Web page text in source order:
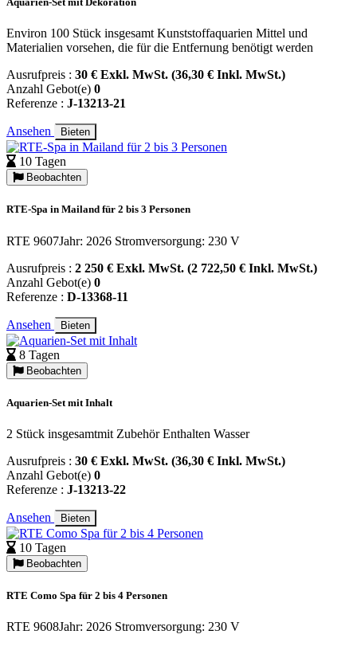
Environ 100 Stück insgesamt Kunststoffaquarien Mittel und
Materialien vorsehen, die für die Entfernung benötigt werden
Ausrufpreis : 30 € Exkl. MwSt. (36,30 € Inkl. MwSt.)
Anzahl Gebot(e) 0
Referenze : J-13213-21
Ansehen Bieten
10 Tagen
Beobachten
RTE-Spa in Mailand für 2 bis 3 Personen
RTE 9607Jahr: 2026 Stromversorgung: 230 V
Ausrufpreis : 2 250 € Exkl. MwSt. (2 722,50 € Inkl. MwSt.)
Anzahl Gebot(e) 0
Referenze : D-13368-11
Ansehen Bieten
8 Tagen
Beobachten
Aquarien-Set mit Inhalt
2 Stück insgesamtmit Zubehör Enthalten Wasser
Ausrufpreis : 30 € Exkl. MwSt. (36,30 € Inkl. MwSt.)
Anzahl Gebot(e) 0
Referenze : J-13213-22
Ansehen Bieten
10 Tagen
Beobachten
RTE Como Spa für 2 bis 4 Personen
RTE 9608Jahr: 2026 Stromversorgung: 230 V